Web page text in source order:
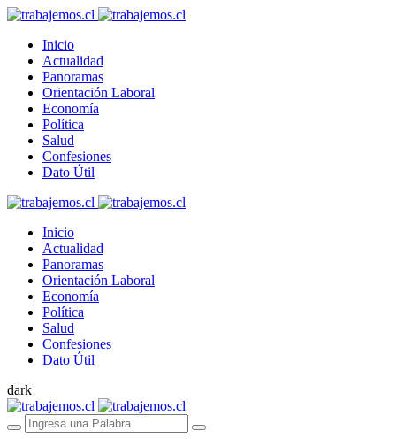
Inicio
Actualidad
Panoramas
Orientación Laboral
Economía
Política
Salud
Confesiones
Dato Útil
Inicio
Actualidad
Panoramas
Orientación Laboral
Economía
Política
Salud
Confesiones
Dato Útil
dark